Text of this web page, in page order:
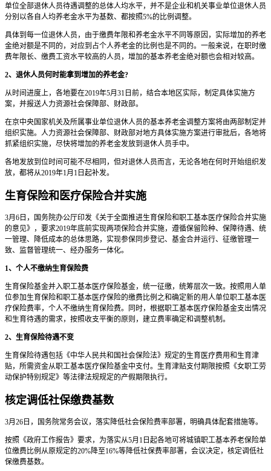
单位全部退休人员待遇调整的总体人均水平，并不是企业和机关事业单位退休人员
分别以各自人均养老金水平为基数、都按照5%的比例调整。
具体到每一位退休人员，由于缴费年限和养老金水平不同等原因，实际增加的养老
金绝对额是不同的，对应到占个人养老金的比例也是不同的。一般来说，在职时缴
费年限长、缴费工资水平较高的人员，增加的基本养老金绝对额也会相对较高。
2、退休人员何时能拿到增加的养老金?
从时间进度上，各地要在2019年5月31日前，结合本地区实际，制定具体实施方
案，并报送人力资源社会保障部、财政部。
在京中央国家机关及所属事业单位退休人员的基本养老金调整方案将由两部制定并
组织实施。人力资源社会保障部、财政部对地方具体实施方案进行审批后，各地将
抓紧组织实施，尽快将增加的养老金发放到退休人员手中。
各地发放到位时间可能不尽相同，但对退休人员而言，无论各地在何时开始组织发
放，都将从2019年1月1日起补发。
生育保险和医疗保险合并实施
3月6日，国务院办公厅印发《关于全面推进生育保险和职工基本医疗保险合并实施
的意见》，要求2019年底前实现两项保险合并实施，遵循保留险种、保障待遇、统
一管理、降低成本的总体思路，实现参保同步登记、基金合并运行、征缴管理一
致、监督管理统一、经办服务一体化。
1、个人不缴纳生育保险费
生育保险基金并入职工基本医疗保险基金，统一征缴，统筹层次一致。按照用人单
位参加生育保险和职工基本医疗保险的缴费比例之和确定新的用人单位职工基本医
疗保险费率，个人不缴纳生育保险费。同时，根据职工基本医疗保险基金支出情况
和生育待遇的需求，按照收支平衡的原则，建立费率确定和调整机制。
2、生育保险待遇不变
生育保险待遇包括《中华人民共和国社会保险法》规定的生育医疗费用和生育津
贴，所需资金从职工基本医疗保险基金中支付。生育津贴支付期限按照《女职工劳
动保护特别规定》等法律法规规定的产假期限执行。
核定调低社保缴费基数
3月26日，国务院常务会议，落实降低社会保险费率部署，明确具体配套措施等。
按照《政府工作报告》要求，为落实从5月1日起各地可将城镇职工基本养老保险单
位缴费比例从原规定的20%降至16%等降低社保费率部署，会议决定，核定调低社
保缴费基数。